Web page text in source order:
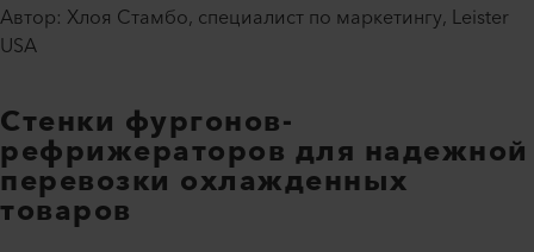
Автор: Хлоя Стамбо, специалист по маркетингу, Leister
USA
Стенки фургонов-
рефрижераторов для надежной
перевозки охлажденных
товаров